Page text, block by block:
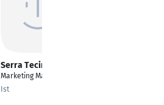
Serra Tecimer
Marketing Manager
Ist